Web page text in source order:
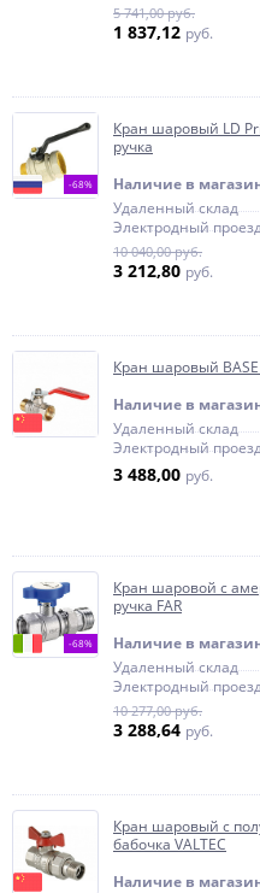
5 741,00 руб.
1 837,12 руб.
-68%
Кран шаровый LD
ручка
Наличие в
Удаленный склад
Электродный
10 040,00 руб.
3 212,80 руб.
Кран шаровый BASE
Наличие в
Удаленный склад
Электродный
3 488,00 руб.
-68%
Кран шаровой с
ручка FAR
Наличие в
Удаленный склад
Электродный
10 277,00 руб.
3 288,64 руб.
Кран шаровый с
бабочка VALTEC
Наличие в